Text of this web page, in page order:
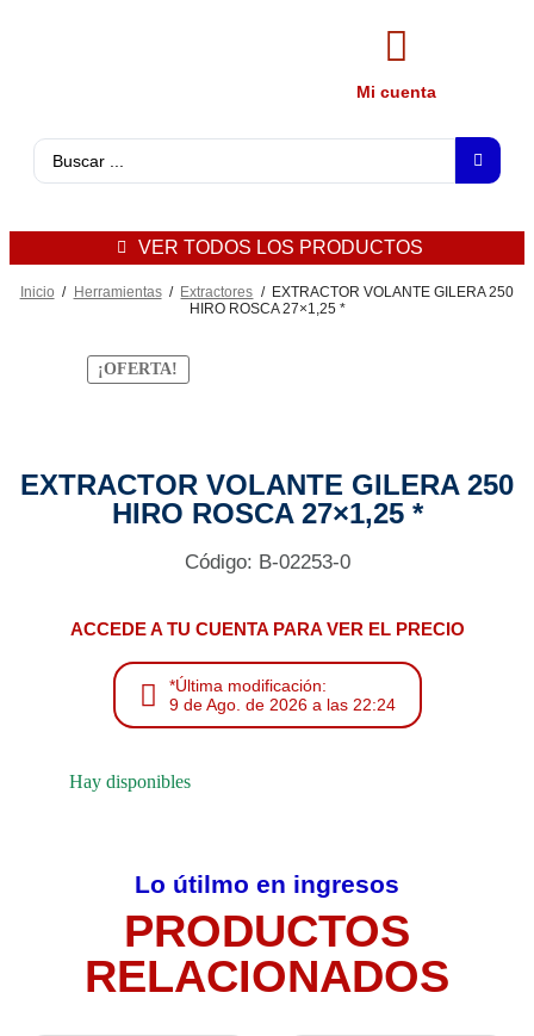
Mi cuenta
VER TODOS LOS PRODUCTOS
Inicio / Herramientas / Extractores / EXTRACTOR VOLANTE GILERA 250
HIRO ROSCA 27×1,25 *
¡OFERTA!
EXTRACTOR VOLANTE GILERA 250
HIRO ROSCA 27×1,25 *
Código: B-02253-0
ACCEDE A TU CUENTA PARA VER EL PRECIO
*Última modificación:
9 de Ago. de 2026 a las 22:24
Hay disponibles
Lo útilmo en ingresos
PRODUCTOS
RELACIONADOS